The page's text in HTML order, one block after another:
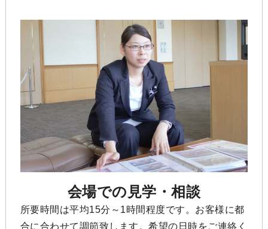
会場での見学・相談
所要時間は平均15分～1時間程度です。お客様に都
合に合わせて調節致します。希望の日時をご連絡く